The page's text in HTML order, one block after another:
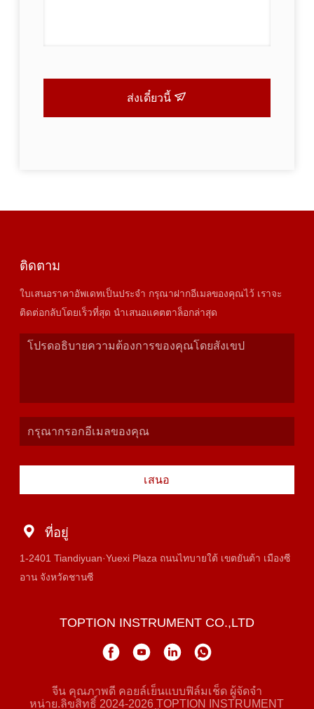
ส่งเดี๋ยวนี้
ติดตาม
ใบเสนอราคาอัพเดทเป็นประจำ กรุณาฝากอีเมลของคุณไว้ เราจะ
ติดต่อกลับโดยเร็วที่สุด นำเสนอแคตตาล็อกล่าสุด
เสนอ
ที่อยู่
1-2401 Tiandiyuan·Yuexi Plaza ถนนไทบายใต้ เขตยันต้า เมืองซี
อาน จังหวัดชานซี
TOPTION INSTRUMENT CO.,LTD
จีน คุณภาพดี คอยล์เย็นแบบฟิล์มเช็ด ผู้จัดจํา
หน่าย.ลิขสิทธิ์ 2024-2026 TOPTION INSTRUMENT